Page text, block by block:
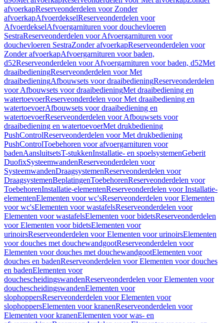
afvoerkapReserveonderdelen voor Zonder
afvoerkapAfvoerdekselReserveonderdelen voor
AfvoerdekselAfvoergarnituren voor douchevloeren
SestraReserveonderdelen voor Afvoergarnituren voor
douchevloeren SestraZonder afvoerkapReserveonderdelen voor
Zonder afvoerkapAfvoergarnituren voor baden,
d52Reserveonderdelen voor Afvoergarnituren voor baden, d52Met
draaibedieningReserveonderdelen voor Met
draaibedieningAfbouwsets voor draaibedieningReserveonderdelen
voor Afbouwsets voor draaibedieningMet draaibediening en
watertoevoerReserveonderdelen voor Met draaibediening en
watertoevoerAfbouwsets voor draaibediening en
watertoevoerReserveonderdelen voor Afbouwsets voor
draaibediening en watertoevoerMet drukbediening
PushControlReserveonderdelen voor Met drukbediening
PushControlToebehoren voor afvoergarnituren voor
badenAansluitsetsT-stukkenInstallatie- en spoelsystemenGeberit
DuofixSysteemwandenReserveonderdelen voor
SysteemwandenDraagsystemenReserveonderdelen voor
DraagsystemenBeplatingenToebehorenReserveonderdelen voor
ToebehorenInstallatie-elementenReserveonderdelen voor Installatie-
elementenElementen voor wc'sReserveonderdelen voor Elementen
voor wc'sElementen voor wastafelsReserveonderdelen voor
Elementen voor wastafelsElementen voor bidetsReserveonderdelen
voor Elementen voor bidetsElementen voor
urinoirsReserveonderdelen voor Elementen voor urinoirsElementen
voor douches met douchewandgootReserveonderdelen voor
Elementen voor douches met douchewandgootElementen voor
douches en badenReserveonderdelen voor Elementen voor douches
en badenElementen voor
douchescheidingswandenReserveonderdelen voor Elementen voor
douchescheidingswandenElementen voor
slophoppersReserveonderdelen voor Elementen voor
slophoppersElementen voor kranenReserveonderdelen voor
Elementen voor kranenElementen voor was- en